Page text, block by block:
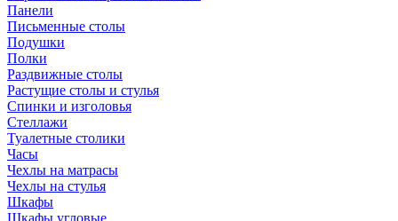
Панели
Письменные столы
Подушки
Полки
Раздвижные столы
Растущие столы и стулья
Спинки и изголовья
Стеллажи
Туалетные столики
Часы
Чехлы на матрасы
Чехлы на стулья
Шкафы
Шкафы угловые